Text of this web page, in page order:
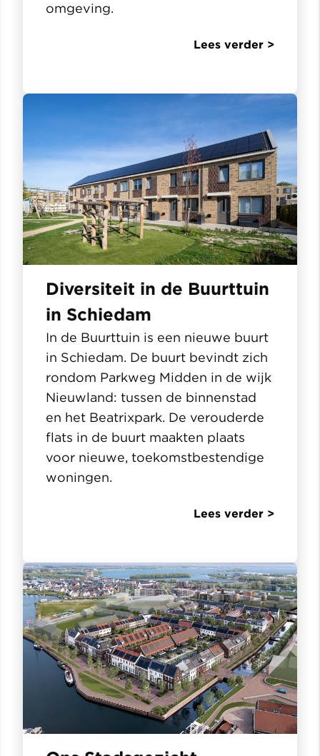
omgeving.
Lees verder >
Diversiteit in de Buurttuin
in Schiedam
In de Buurttuin is een nieuwe buurt
in Schiedam. De buurt bevindt zich
rondom Parkweg Midden in de wijk
Nieuwland: tussen de binnenstad
en het Beatrixpark. De verouderde
flats in de buurt maakten plaats
voor nieuwe, toekomstbestendige
woningen.
Lees verder >